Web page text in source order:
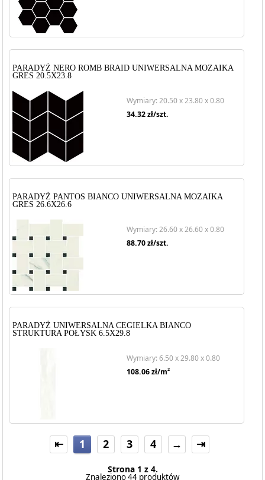
PARADYŻ NERO ROMB BRAID UNIWERSALNA MOZAIKA
GRES 20.5X23.8
Wymiary: 20.50 x 23.80 x 0.80
34.32zł/szt.
PARADYŻ PANTOS BIANCO UNIWERSALNA MOZAIKA
GRES 26.6X26.6
Wymiary: 26.60 x 26.60 x 0.80
88.70zł/szt.
PARADYŻ UNIWERSALNA CEGIELKA BIANCO
STRUKTURA POŁYSK 6.5X29.8
Wymiary: 6.50 x 29.80 x 0.80
108.06zł/m2
⇤ 1 2 3 4 → ⇥
Strona 1 z 4.
Znaleziono 44 produktów